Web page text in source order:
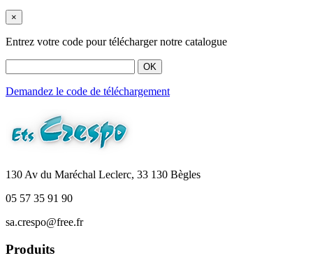
×
Entrez votre code pour télécharger notre catalogue
OK
Demandez le code de téléchargement
130 Av du Maréchal Leclerc, 33 130 Bègles
05 57 35 91 90
sa.crespo@free.fr
Produits